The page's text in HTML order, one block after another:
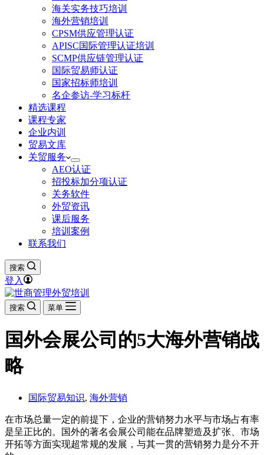
海关实务技巧培训
海外营销培训
CPSM供应管理认证
APISC国际管理认证培训
SCMP供应链管理认证
国际贸易师认证
国家招标师培训
名企参访-学习标杆
精选课程
课程专家
企业内训
贸易文库
关贸服务
AEO认证
招投标加分项认证
关务软件
外贸资讯
课后服务
培训案例
联系我们
搜索
登入
搜索 菜单
国外会展公司的5大海外营销战
略
国际贸易知识, 海外营销
在市场总量一定的前提下，企业的营销努力水平与市场占有率
是呈正比的。国外的著名会展公司能在品牌塑造及扩张、市场
开拓等方面实现超常规的发展，与其一贯的营销努力是分不开